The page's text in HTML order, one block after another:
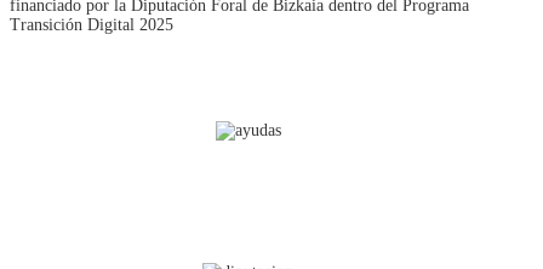
financiado por la Diputación Foral de Bizkaia dentro del Programa
Transición Digital 2025